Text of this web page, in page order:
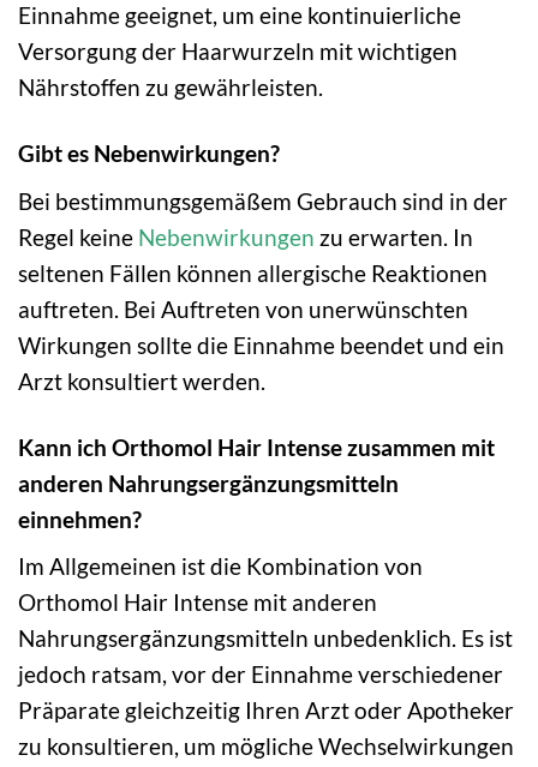
Einnahme geeignet, um eine kontinuierliche
Versorgung der Haarwurzeln mit wichtigen
Nährstoffen zu gewährleisten.
Gibt es Nebenwirkungen?
Bei bestimmungsgemäßem Gebrauch sind in der
Regel keine Nebenwirkungen zu erwarten. In
seltenen Fällen können allergische Reaktionen
auftreten. Bei Auftreten von unerwünschten
Wirkungen sollte die Einnahme beendet und ein
Arzt konsultiert werden.
Kann ich Orthomol Hair Intense zusammen mit
anderen Nahrungsergänzungsmitteln
einnehmen?
Im Allgemeinen ist die Kombination von
Orthomol Hair Intense mit anderen
Nahrungsergänzungsmitteln unbedenklich. Es ist
jedoch ratsam, vor der Einnahme verschiedener
Präparate gleichzeitig Ihren Arzt oder Apotheker
zu konsultieren, um mögliche Wechselwirkungen